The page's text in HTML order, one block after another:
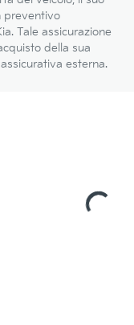
preventivo
Tale assicurazione
della sua
esterna.